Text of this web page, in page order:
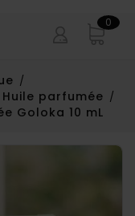
0
Huile parfumée
Goloka 10 mL